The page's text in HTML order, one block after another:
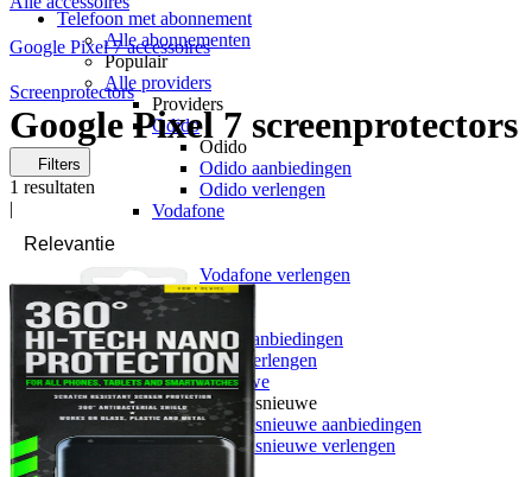
Telefoon met abonnement
Alle abonnementen
Populair
Alle providers
Providers
Odido
Odido
Odido aanbiedingen
Odido verlengen
Vodafone
Vodafone verlengen
KPN
KPN aanbiedingen
KPN verlengen
hollandsnieuwe
hollandsnieuwe
hollandsnieuwe aanbiedingen
hollandsnieuwe verlengen
Google Pixel 7 accessoires
Screenprotectors
Google Pixel 7 screenprotectors
Filters
1 resultaten
|